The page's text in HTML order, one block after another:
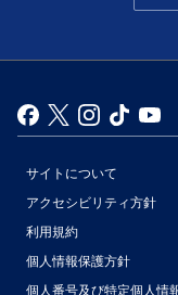
サイトについて
アクセシビリティ方針
利用規約
個人情報保護方針
個人番号及び特定個人情